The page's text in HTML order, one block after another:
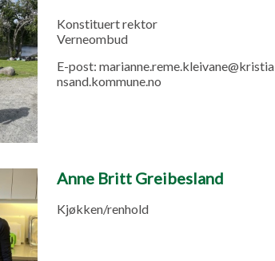
Konstituert rektor
Verneombud
E-post: marianne.reme.kleivane@kristia
nsand.kommune.no
Anne Britt Greibesland
Kjøkken/renhold